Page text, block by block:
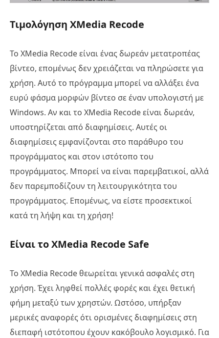
Τιμολόγηση XMedia Recode
Το XMedia Recode είναι ένας δωρεάν μετατροπέας
βίντεο, επομένως δεν χρειάζεται να πληρώσετε για
χρήση. Αυτό το πρόγραμμα μπορεί να αλλάξει ένα
ευρύ φάσμα μορφών βίντεο σε έναν υπολογιστή με
Windows. Αν και το XMedia Recode είναι δωρεάν,
υποστηρίζεται από διαφημίσεις. Αυτές οι
διαφημίσεις εμφανίζονται στο παράθυρο του
προγράμματος και στον ιστότοπο του
προγράμματος. Μπορεί να είναι παρεμβατικοί, αλλά
δεν παρεμποδίζουν τη λειτουργικότητα του
προγράμματος. Επομένως, να είστε προσεκτικοί
κατά τη λήψη και τη χρήση!
Είναι το XMedia Recode Safe
Το XMedia Recode θεωρείται γενικά ασφαλές στη
χρήση. Έχει ληφθεί πολλές φορές και έχει θετική
φήμη μεταξύ των χρηστών. Ωστόσο, υπήρξαν
μερικές αναφορές ότι ορισμένες διαφημίσεις στη
διεπαφή ιστότοπου έχουν κακόβουλο λογισμικό. Για